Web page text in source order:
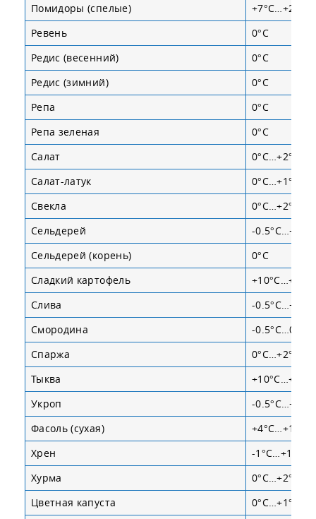
Помидоры (спелые)
+7°С…+21°С
Ревень
0°С
Редис (весенний)
0°С
Редис (зимний)
0°С
Репа
0°С
Репа зеленая
0°С
Салат
0°С…+2°С
Салат-латук
0°С…+1°С
Свекла
0°С…+2°С
Сельдерей
-0.5°С…+1°С
Сельдерей (корень)
0°С
Сладкий картофель
Слива
-0.5°С…+1°С
Смородина
-0.5°С…0°С
Спаржа
0°С…+2°С
Тыква
Укроп
-0.5°С…+1°С
Фасоль (сухая)
+4°С…+10°С
Хрен
-1°С…+1°С
Хурма
0°С…+2°С
Цветная капуста
0°С…+1°С